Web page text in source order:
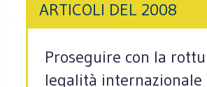
ARTICOLI DEL 2008
Proseguire con la
legalità internazionale